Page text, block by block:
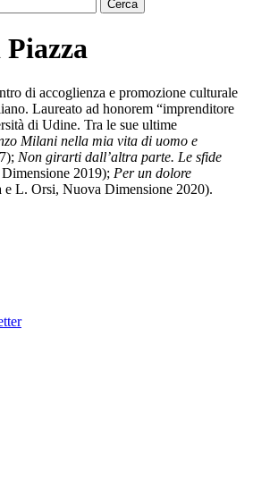
di accoglienza e promozione culturale
Laureato ad honorem “imprenditore
di Udine. Tra le sue ultime
Milani nella mia vita di uomo e
Non girarti dall’altra parte. Le sfide
2019); Per un dolore
e L. Orsi, Nuova Dimensione 2020).